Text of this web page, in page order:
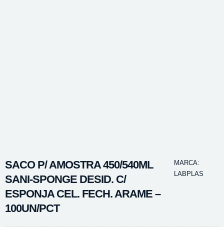
SACO P/ AMOSTRA 450/540ML
SANI-SPONGE DESID. C/
ESPONJA CEL. FECH. ARAME –
100UN/PCT
MARCA:
LABPLAS